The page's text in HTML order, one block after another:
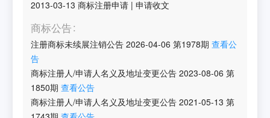
2013-03-13 商标注册申请 |申请收文
商标公告
注册商标未续展注销公告 2026-04-06 第1978期 查看公
告
商标注册人/申请人名义及地址变更公告 2023-08-06 第
1850期 查看公告
商标注册人/申请人名义及地址变更公告 2021-05-13 第